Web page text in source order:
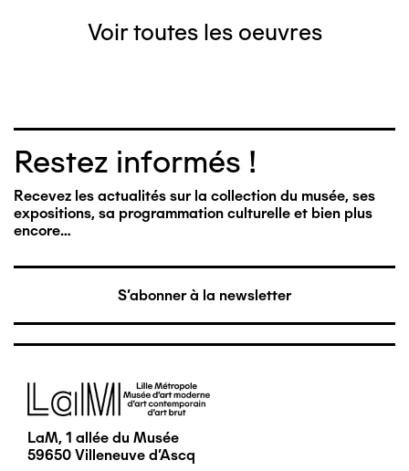
Voir toutes les oeuvres
Restez informés !
Recevez les actualités sur la collection du musée, ses
expositions, sa programmation culturelle et bien plus
encore…
S'abonner à la newsletter
Image
LaM, 1 allée du Musée
59650 Villeneuve d'Ascq